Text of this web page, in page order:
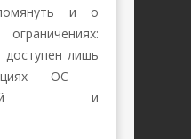
и о
лишь
ОС –
и